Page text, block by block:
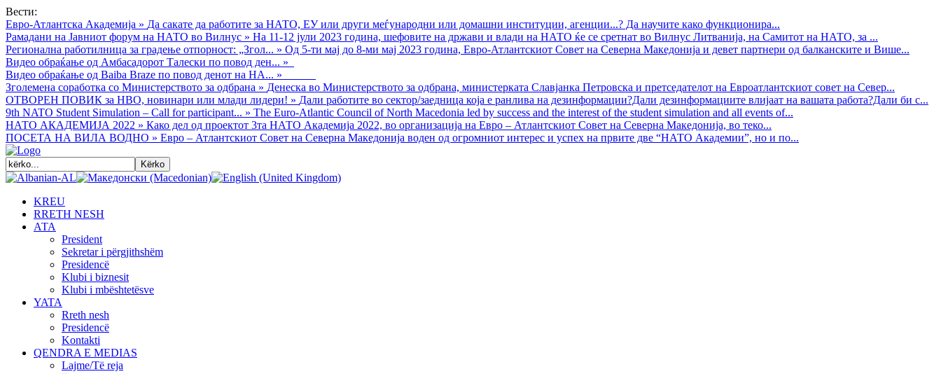
Вести:
Евро-Атлантска Академија » Да сакате да работите за НАТО, ЕУ или други меѓународни или домашни институции, агенции...? Да научите како функционира...
Рамадани на Јавниот форум на НАТО во Вилнус » На 11-12 јули 2023 година, шефовите на држави и влади на НАТО ќе се сретнат во Вилнус Литванија, на Самитот на НАТО, за ...
Регионална работилница за градење отпорност: „Згол... » Од 5-ти мај до 8-ми мај 2023 година, Евро-Атлантскиот Совет на Северна Македонија и девет партнери од балканските и Више...
Видео обраќањe од Амбасадорот Талески по повод ден... »
Видео обраќање од Baiba Braze по повод денот на НА... »
Зголемена соработка со Министерството за одбрана » Денеска во Министерството за одбрана, министерката Славјанка Петровска и претседателот на Евроатлантскиот совет на Север...
ОТВОРЕН ПОВИК за НВО, новинари или млади лидери! » Дали работите во сектор/заедница која е ранлива на дезинформации?Дали дезинформациите влијаат на вашата работа?Дали би с...
9th NATO Student Simulation – Call for participant... » The Euro-Atlantic Council of North Macedonia led by success and the interest of the student simulation and all events of...
НАТО АКАДЕМИЈА 2022 » Како дел од проектот 3та НАТО Академија 2022, во организација на Евро – Атлантскиот Совет на Северна Македонија, во теко...
ПОСЕТА НА ВИЛА ВОДНО » Евро – Атлантскиот Совет на Северна Македонија воден од огромниот интерес и успех на првите две “НАТО Академии”, но и по...
KREU
RRETH NESH
АТА
President
Sekretar i përgjithshëm
Presidencë
Klubi i biznesit
Klubi i mbështetësve
YATA
Rreth nesh
Presidencë
Kontakti
QENDRA E MEDIAS
Lajme/Të reja